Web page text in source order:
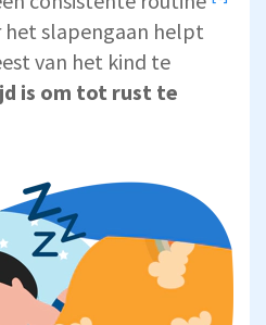
slapengaan helpt
van het kind te
is om tot rust te